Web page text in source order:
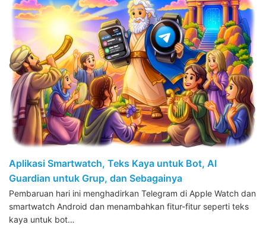
Aplikasi Smartwatch, Teks Kaya untuk Bot, AI
Guardian untuk Grup, dan Sebagainya
Pembaruan hari ini menghadirkan Telegram di Apple Watch dan
smartwatch Android dan menambahkan fitur-fitur seperti teks
kaya untuk bot…